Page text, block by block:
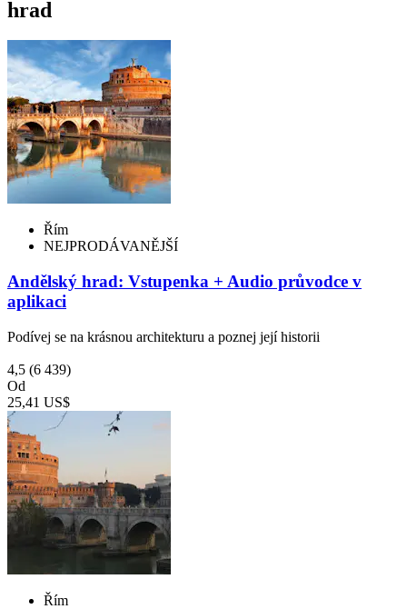
hrad
Řím
NEJPRODÁVANĚJŠÍ
Andělský hrad: Vstupenka + Audio průvodce v
aplikaci
Podívej se na krásnou architekturu a poznej její historii
4,5 (6 439)
Od
25,41 US$
Řím